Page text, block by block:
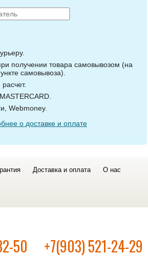
получении товара самовывозом (на
самовывоза).
Webmoney.
о доставке и оплате
Доставка и оплата О нас
50 +7(903) 521-24-29